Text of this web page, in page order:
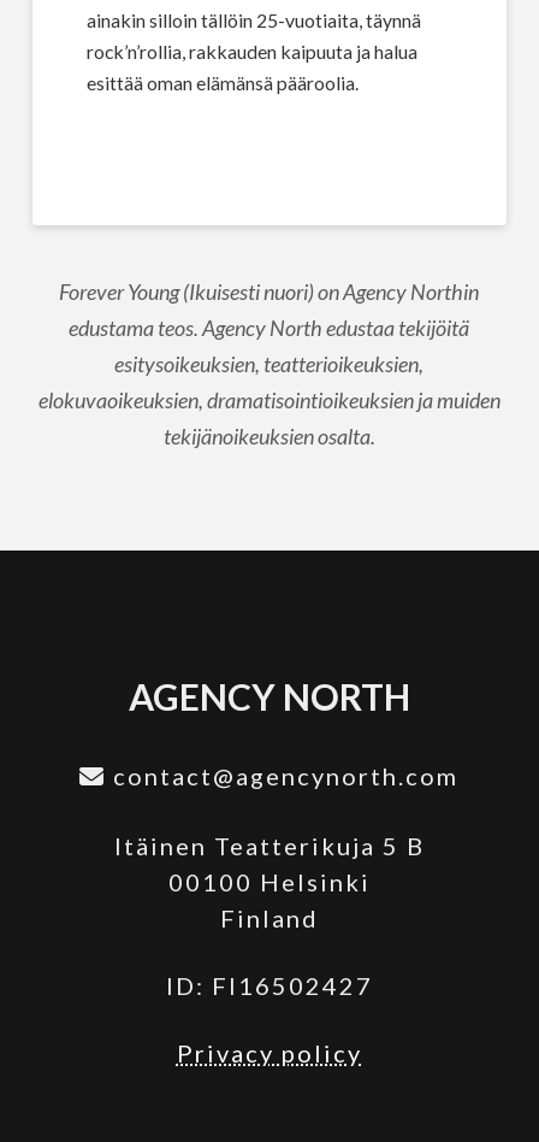
ainakin silloin tällöin 25-vuotiaita, täynnä
rock’n’rollia, rakkauden kaipuuta ja halua
esittää oman elämänsä pääroolia.
Forever Young (Ikuisesti nuori) on Agency Northin
edustama teos. Agency North edustaa tekijöitä
esitysoikeuksien, teatterioikeuksien,
elokuvaoikeuksien, dramatisointioikeuksien ja muiden
tekijänoikeuksien osalta.
AGENCY NORTH
contact@agencynorth.com
Itäinen Teatterikuja 5 B
00100 Helsinki
Finland
ID: FI16502427
Privacy policy